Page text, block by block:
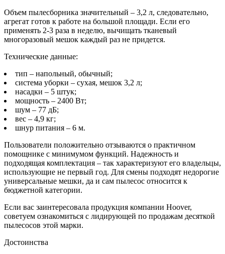
Объем пылесборника значительный – 3,2 л, следовательно,
агрегат готов к работе на большой площади. Если его
применять 2-3 раза в неделю, вычищать тканевый
многоразовый мешок каждый раз не придется.
Технические данные:
тип – напольный, обычный;
система уборки – сухая, мешок 3,2 л;
насадки – 5 штук;
мощность – 2400 Вт;
шум – 77 дБ;
вес – 4,9 кг;
шнур питания – 6 м.
Пользователи положительно отзываются о практичном
помощнике с минимумом функций. Надежность и
подходящая комплектация – так характеризуют его владельцы,
использующие не первый год. Для смены подходят недорогие
универсальные мешки, да и сам пылесос относится к
бюджетной категории.
Если вас заинтересовала продукция компании Hoover,
советуем ознакомиться с лидирующей по продажам десяткой
пылесосов этой марки.
Достоинства